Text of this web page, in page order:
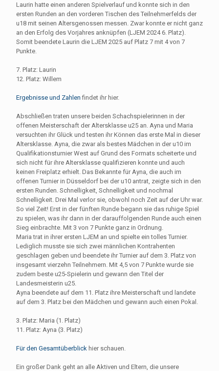
Laurin hatte einen anderen Spielverlauf und konnte sich in den
ersten Runden an den vorderen Tischen des Teilnehmerfelds der
u18 mit seinen Altersgenossen messen. Zwar konnte er nicht ganz
an den Erfolg des Vorjahres anknüpfen (LJEM 2024 6. Platz).
Somit beendete Laurin die LJEM 2025 auf Platz 7 mit 4 von 7
Punkte.
7. Platz: Laurin
12. Platz: Willem
Ergebnisse und Zahlen findet ihr hier.
Abschließen traten unsere beiden Schachspielerinnen in der
offenen Meisterschaft der Altersklasse u25 an. Ayna und Maria
versuchten ihr Glück und testen ihr Können das erste Mal in dieser
Altersklasse. Ayna, die zwar als bestes Mädchen in der u10 im
Qualifikationsturnier West auf Grund des Formats scheiterte und
sich nicht für ihre Altersklasse qualifizieren konnte und auch
keinen Freiplatz erhielt. Das Bekannte für Ayna, die auch im
offenen Turnier in Düsseldorf bei der u10 antrat, zeigte sich in den
ersten Runden. Schnelligkeit, Schnelligkeit und nochmal
Schnelligkeit. Drei Mal verlor sie, obwohl noch Zeit auf der Uhr war.
So viel Zeit! Erst in der fünften Runde begann sie das ruhige Spiel
zu spielen, was ihr dann in der darauffolgenden Runde auch einen
Sieg einbrachte. Mit 3 von 7 Punkte ganz in Ordnung.
Maria trat in ihrer ersten LJEM an und spielte ein tolles Turnier.
Lediglich musste sie sich zwei männlichen Kontrahenten
geschlagen geben und beendete ihr Turnier auf dem 3. Platz von
insgesamt vierzehn Teilnehmern. Mit 4,5 von 7 Punkte wurde sie
zudem beste u25-Spielerin und gewann den Titel der
Landesmeisterin u25.
Ayna beendete auf dem 11. Platz ihre Meisterschaft und landete
auf dem 3. Platz bei den Mädchen und gewann auch einen Pokal.
3. Platz: Maria (1. Platz)
11. Platz: Ayna (3. Platz)
Für den Gesamtüberblick hier schauen.
Ein großer Dank geht an alle Aktiven und Eltern, die unsere